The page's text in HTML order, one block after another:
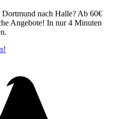
nach Halle? Ab 60€
Angebote! In nur 4 Minuten